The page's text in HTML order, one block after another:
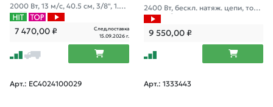
2000 Вт, 13 м/с, 40.5 см, 3/8", 1.3м
м, 57 звеньев, автосмазка
7 470,00₽
След.поставка
15.09.2026 г.
2400 Вт, бескл. натяж. цепи, тор
моз выбега цепи
9 550,00₽
Арт.: EC4024100029 Арт.: 1333443